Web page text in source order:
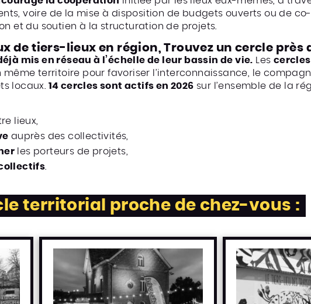
voire de la mise à disposition de budgets ouverts ou de
et du soutien à la structuration de projets.
de tiers-lieux en région, Trouvez un cercle près
mis en réseau à l’échelle de leur bassin de vie. Les
même territoire pour favoriser l’interconnaissance, le
locaux. 14 cercles sont actifs en 2026 sur l’ensemble de la
lieux,
auprès des collectivités,
les porteurs de projets,
.
territorial proche de chez-vous :